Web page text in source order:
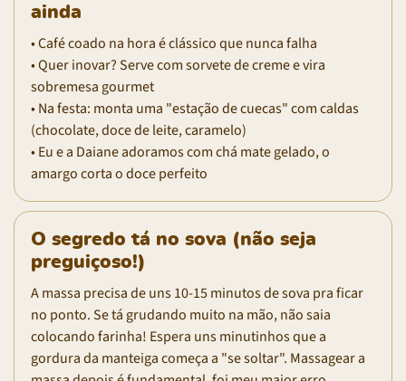
ainda
• Café coado na hora é clássico que nunca falha
• Quer inovar? Serve com sorvete de creme e vira
sobremesa gourmet
• Na festa: monta uma "estação de cuecas" com caldas
(chocolate, doce de leite, caramelo)
• Eu e a Daiane adoramos com chá mate gelado, o
amargo corta o doce perfeito
O segredo tá no sova (não seja
preguiçoso!)
A massa precisa de uns 10-15 minutos de sova pra ficar
no ponto. Se tá grudando muito na mão, não saia
colocando farinha! Espera uns minutinhos que a
gordura da manteiga começa a "se soltar". Massagear a